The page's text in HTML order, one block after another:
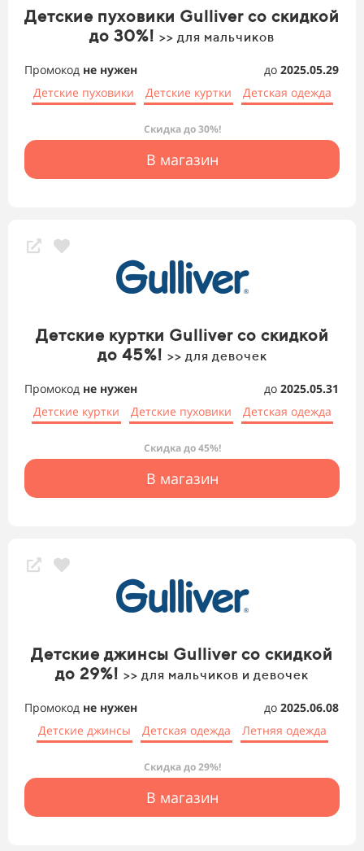
Детские пуховики Gulliver со скидкой
до 30%! >> для мальчиков
Промокод не нужен до 2025.05.29
Детские пуховики
Детские куртки Детская одежда
Скидка до 30%!
В магазин
Детские куртки Gulliver со скидкой
до 45%! >> для девочек
Промокод не нужен до 2025.05.31
Детские куртки
Детские пуховики Детская одежда
Скидка до 45%!
В магазин
Детские джинсы Gulliver со скидкой
до 29%! >> для мальчиков и девочек
Промокод не нужен до 2025.06.08
Детские джинсы
Детская одежда Летняя одежда
Скидка до 29%!
В магазин